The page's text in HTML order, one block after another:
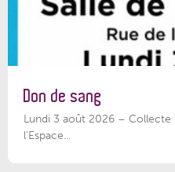
Don de sang
Lundi 3 août 2026 – Collecte
l'Espace...